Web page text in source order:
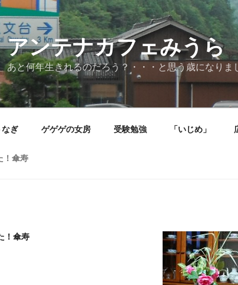
アンテナカフェみうら
あと何年生きれるのだろう？・・・と思う歳になりま
なぎ ゲゲゲの女房 受験勉強 「いじめ」
！傘寿
！傘寿